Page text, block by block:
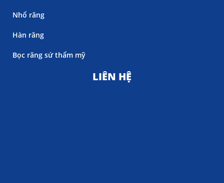
Nhổ răng
Hàn răng
Bọc răng sứ thẩm mỹ
LIÊN HỆ